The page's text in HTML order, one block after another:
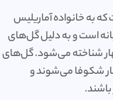
به خانواده آماریلیس
است و به دلیل گل‌های
شناخته می‌شود. گل‌های
شکوفا می‌شوند و